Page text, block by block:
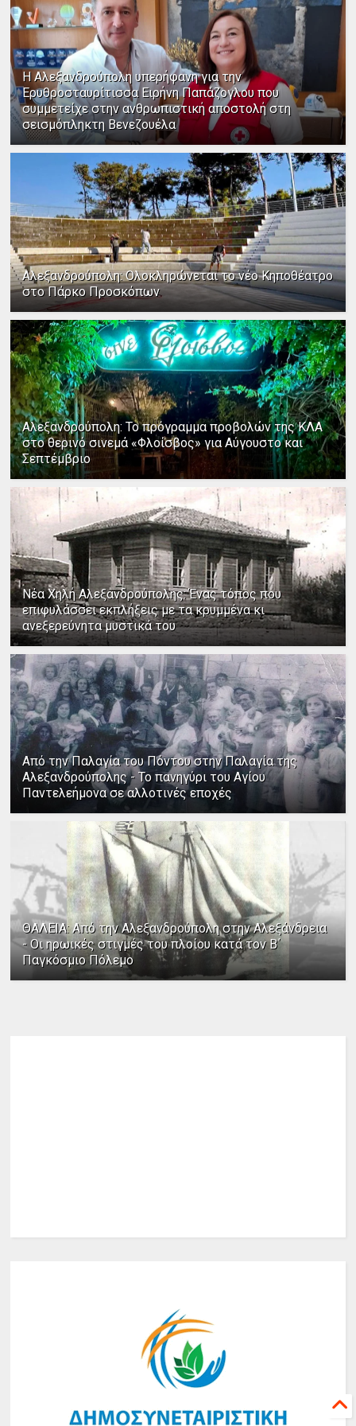
Η Αλεξανδρούπολη υπερήφανη για την
Ερυθροσταυρίτισσα Ειρήνη Παπάζογλου που
συμμετείχε στην ανθρωπιστική αποστολή στη
σεισμόπληκτη Βενεζουέλα
Αλεξανδρούπολη: Ολοκληρώνεται το νέο Κηποθέατρο
στο Πάρκο Προσκόπων
Αλεξανδρούπολη: Το πρόγραμμα προβολών της ΚΛΑ
στο θερινό σινεμά «Φλοίσβος» για Αύγουστο και
Σεπτέμβριο
Νέα Χηλή Αλεξανδρούπολης: Ένας τόπος που
επιφυλάσσει εκπλήξεις με τα κρυμμένα κι
ανεξερεύνητα μυστικά του
Από την Παλαγία του Πόντου στην Παλαγία της
Αλεξανδρούπολης - Το πανηγύρι του Αγίου
Παντελεήμονα σε αλλοτινές εποχές
ΘΑΛΕΙΑ: Από την Αλεξανδρούπολη στην Αλεξάνδρεια
- Οι ηρωικές στιγμές του πλοίου κατά τον Β΄
Παγκόσμιο Πόλεμο